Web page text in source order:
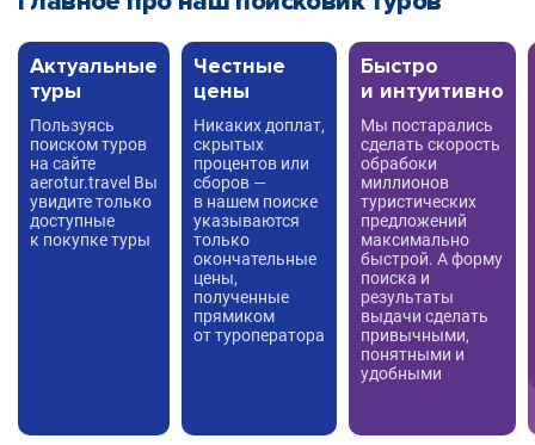
Актуальные
туры
Пользуясь
поиском туров
на сайте
aerotur.travel Вы
увидите только
доступные
к покупке туры
Честные
цены
Никаких доплат,
скрытых
процентов или
сборов —
в нашем поиске
указываются
только
окончательные
цены,
полученные
прямиком
от туроператора
Быстро
и интуитивно
Мы постарались
сделать скорость
обрабоки
миллионов
туристических
предложений
максимально
быстрой. А форму
поиска и
результаты
выдачи сделать
привычными,
понятными и
удобными